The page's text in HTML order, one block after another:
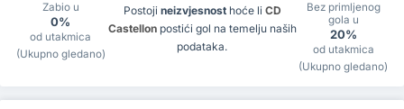
Zabio u
0%
od utakmica
(Ukupno gledano)
Postoji neizvjesnosthoće li CD
Castellonpostići gol na temelju naših
podataka.
Bez primljenog
gola u
20%
od utakmica
(Ukupno gledano)